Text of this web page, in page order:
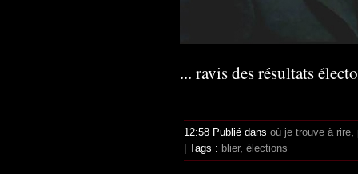
... ravis des résultats
12:58 Publié dans où je trouve à rire
| Tags : blier, élections